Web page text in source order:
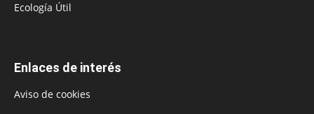
Ecología Útil
Enlaces de interés
Aviso de cookies